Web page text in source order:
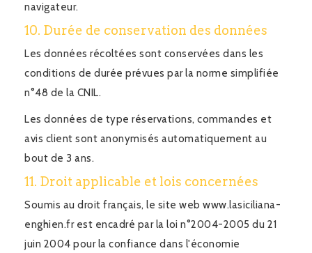
navigateur.
10. Durée de conservation des données
Les données récoltées sont conservées dans les
conditions de durée prévues par la norme simplifiée
n°48 de la CNIL.
Les données de type réservations, commandes et
avis client sont anonymisés automatiquement au
bout de 3 ans.
11. Droit applicable et lois concernées
Soumis au droit français, le site web www.lasiciliana-
enghien.fr est encadré par la loi n°2004-2005 du 21
juin 2004 pour la confiance dans l'économie